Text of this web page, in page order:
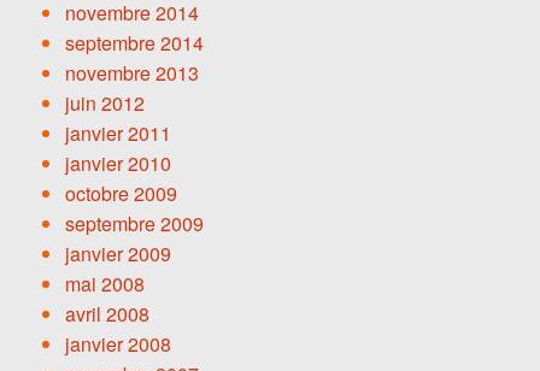
novembre 2014
septembre 2014
novembre 2013
juin 2012
janvier 2011
janvier 2010
octobre 2009
septembre 2009
janvier 2009
mai 2008
avril 2008
janvier 2008